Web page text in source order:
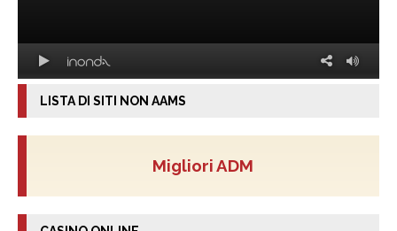
LISTA DI SITI NON AAMS
Migliori ADM